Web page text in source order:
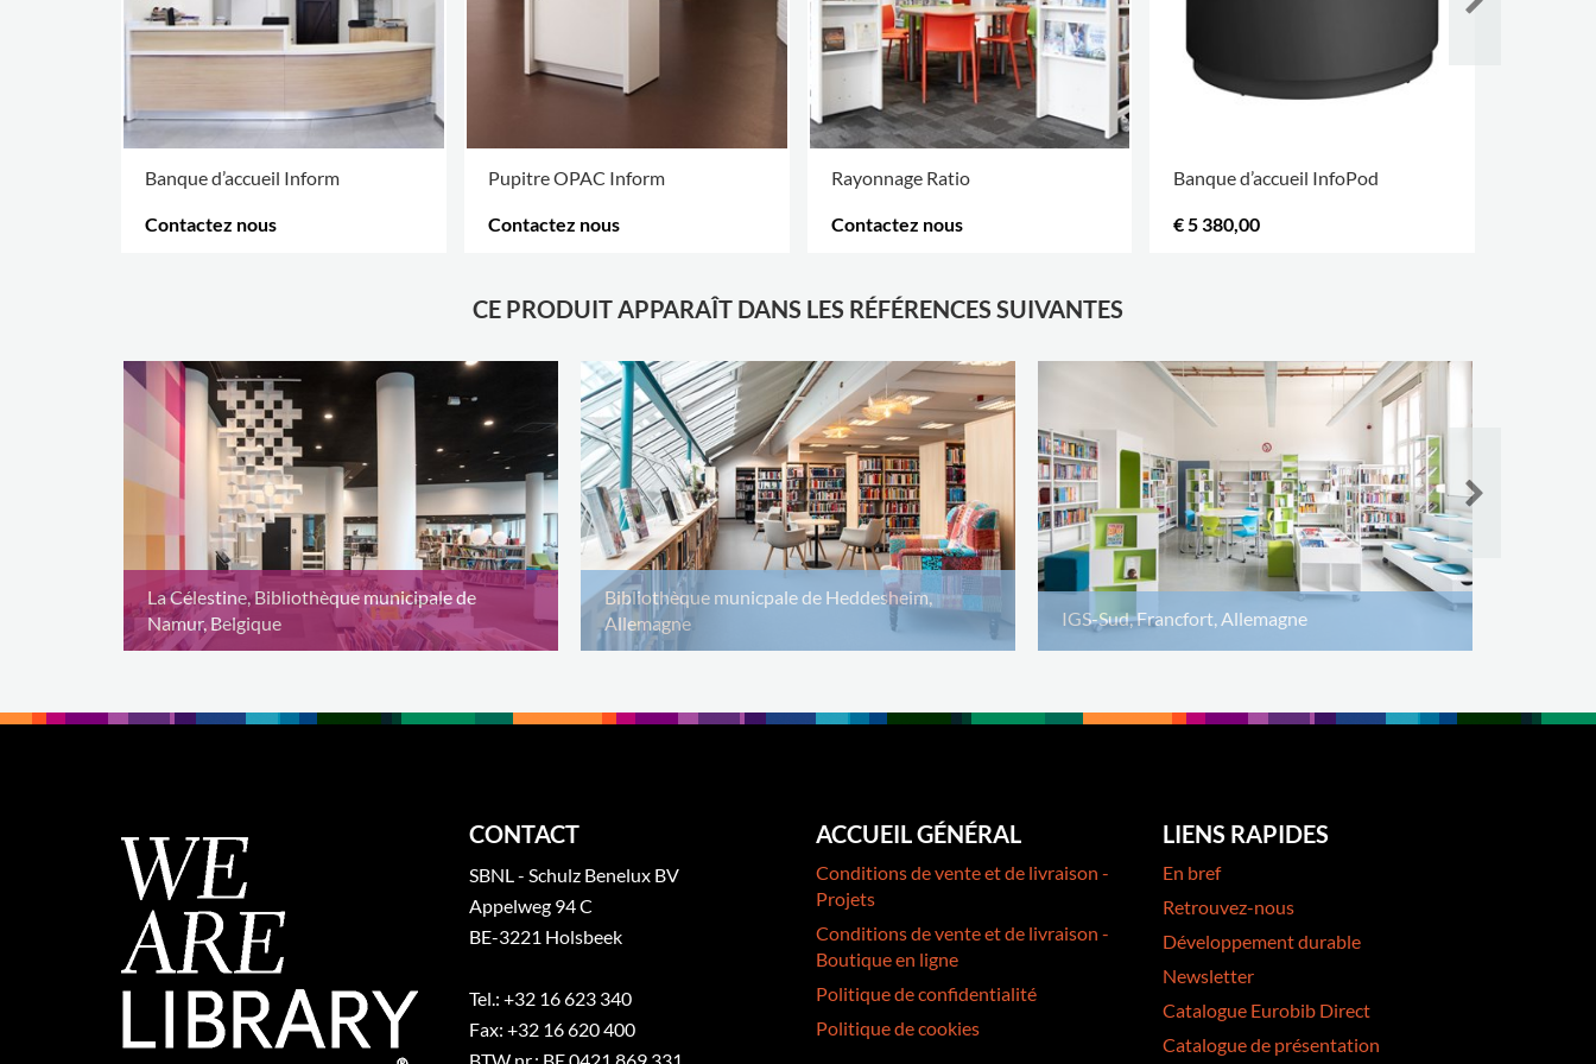
Banque d’accueil Inform
Contactez nous
Pupitre OPAC Inform
Contactez nous
Rayonnage Ratio
Contactez nous
Banque d’accueil InfoPod
€ 5 380,00
CE PRODUIT APPARAÎT DANS LES RÉFÉRENCES SUIVANTES
La Célestine, Bibliothèque municipale de
Namur, Belgique
Bibliothèque municpale de Heddesheim,
Allemagne
IGS-Sud, Francfort, Allemagne
CONTACT
SBNL - Schulz Benelux BV
Appelweg 94 C
BE-3221 Holsbeek
Tel.: +32 16 623 340
Fax: +32 16 620 400
ACCUEIL GÉNÉRAL
Conditions de vente et de livraison -
Projets
Conditions de vente et de livraison -
Boutique en ligne
Politique de confidentialité
Politique de cookies
LIENS RAPIDES
En bref
Retrouvez-nous
Développement durable
Newsletter
Catalogue Eurobib Direct
Catalogue de présentation